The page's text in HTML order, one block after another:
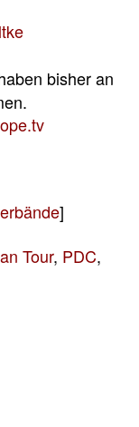
bisher an
]
Tour, PDC,